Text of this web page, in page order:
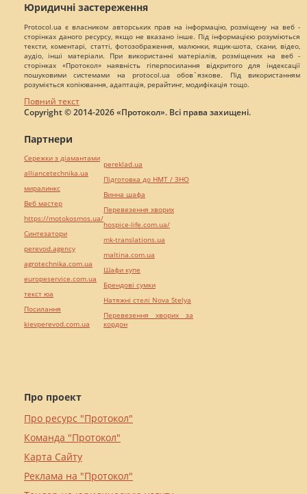
Юридичні застереження
Protocol.ua є власником авторських прав на інформацію, розміщену на веб -
сторінках даного ресурсу, якщо не вказано інше. Під інформацією розуміються
тексти, коментарі, статті, фотозображення, малюнки, ящик-шота, скани, відео,
аудіо, інші матеріали. При використанні матеріалів, розміщених на веб -
сторінках «Протокол» наявність гіперпосилання відкритого для індексації
пошуковими системами на protocol.ua обов`язкове. Під використанням
розуміється копіювання, адаптація, рерайтинг, модифікація тощо.
Повний текст
Copyright © 2014-2026 «Протокол». Всі права захищені.
Про проект
Про ресурс "Протокол"
Команда "Протокол"
Карта Сайту
Реклама на "Протокол"
Партнери
Сережки з діамантами
alliancetechnika.ua
миралинкс
Веб мастер
https://motokosmos.ua/
Синтезатори
perevod.agency
agrotechnika.com.ua
europeservice.com.ua
текст юа
Посилання
kievperevod.com.ua
pereklad.ua
Підготовка до НМТ / ЗНО
Винна шафа
Перевезення хворих
hospice-life.com.ua/
mk-translations.ua
maltina.com.ua
Шафи купе
Брендові сумки
Натяжні стелі Nova Stelya
Перевезення хворих за
кордон